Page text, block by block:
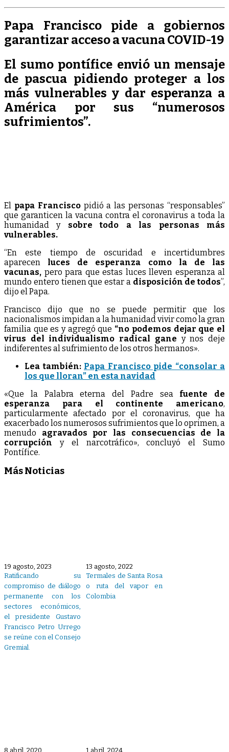
Papa Francisco pide a gobiernos
garantizar acceso a vacuna COVID-19
El sumo pontífice envió un mensaje
de pascua pidiendo proteger a los
más vulnerables y dar esperanza a
América por sus “numerosos
sufrimientos”.
El papa Franciscopidió a las personas “responsables”
que garanticen la vacuna contra el coronavirus a toda la
humanidad y sobre todo a las personas más
vulnerables.
“En este tiempo de oscuridad e incertidumbres
aparecen luces de esperanza como la de las
vacunas, pero para que estas luces lleven esperanza al
mundo entero tienen que estar a disposición de todos”,
dijo el Papa.
Francisco dijo que no se puede permitir que los
nacionalismos impidan a la humanidad vivir como la gran
familia que es y agregó que “no podemos dejar que el
virus del individualismo radical gane y nos deje
indiferentes al sufrimiento de los otros hermanos».
Lea también: Papa Francisco pide “consolar a
los que lloran” en esta navidad
«Que la Palabra eterna del Padre sea fuente de
esperanza para el continente americano,
particularmente afectado por el coronavirus, que ha
exacerbado los numerosos sufrimientos que lo oprimen, a
menudo agravados por las consecuencias de la
corrupción y el narcotráfico», concluyó el Sumo
Pontífice.
Más Noticias
19 agosto, 2023
Ratificando su
compromiso de diálogo
permanente con los
sectores económicos,
el presidente Gustavo
Francisco Petro Urrego
se reúne con el Consejo
Gremial.
13 agosto, 2022
Termales de Santa Rosa
o ruta del vapor en
Colombia
8 abril, 2020 1 abril, 2024